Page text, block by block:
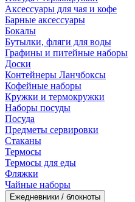
Аксессуары для чая и кофе
Барные аксессуары
Бокалы
Бутылки, фляги для воды
Графины и питейные наборы
Доски
Контейнеры Ланчбоксы
Кофейные наборы
Кружки и термокружки
Наборы посуды
Посуда
Предметы сервировки
Стаканы
Термосы
Термосы для еды
Фляжки
Чайные наборы
Ежедневники / блокноты